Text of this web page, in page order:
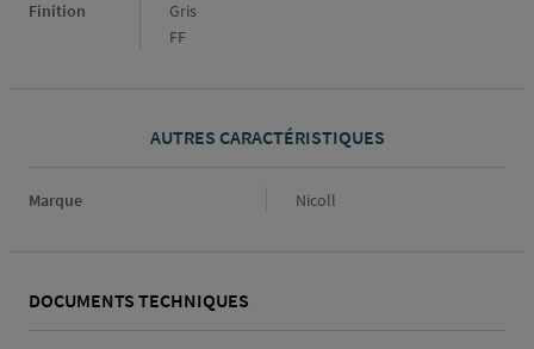
Finition
Gris
FF
AUTRES CARACTÉRISTIQUES
Marque Marque
Nicoll
DOCUMENTS TECHNIQUES